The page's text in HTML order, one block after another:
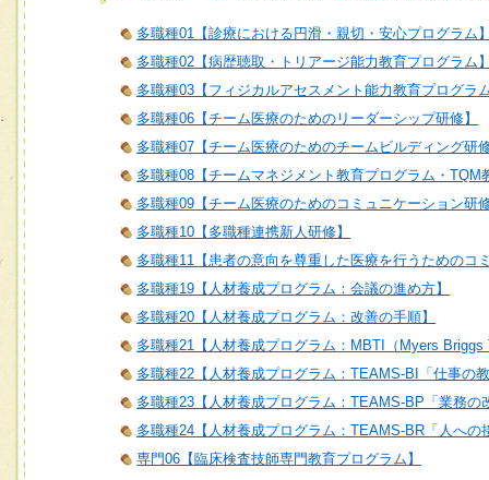
多職種01【診療における円滑・親切・安心プログラム
多職種02【病歴聴取・トリアージ能力教育プログラム
多職種03【フィジカルアセスメント能力教育プログラ
多職種06【チーム医療のためのリーダーシップ研修】
多職種07【チーム医療のためのチームビルディング研
多職種08【チームマネジメント教育プログラム・TQM
多職種09【チーム医療のためのコミュニケーション研
多職種10【多職種連携新人研修】
多職種11【患者の意向を尊重した医療を行うためのコ
多職種19【人材養成プログラム：会議の進め方】
多職種20【人材養成プログラム：改善の手順】
多職種21【人材養成プログラム：MBTI（Myers
多職種22【人材養成プログラム：TEAMS-BI「仕事の
多職種23【人材養成プログラム：TEAMS-BP「業務の
多職種24【人材養成プログラム：TEAMS-BR「人への
専門06【臨床検査技師専門教育プログラム】